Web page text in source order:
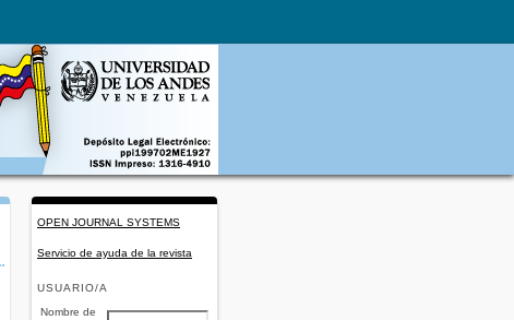
OPEN JOURNAL SYSTEMS
Servicio de ayuda de la revista
USUARIO/A
Nombre de